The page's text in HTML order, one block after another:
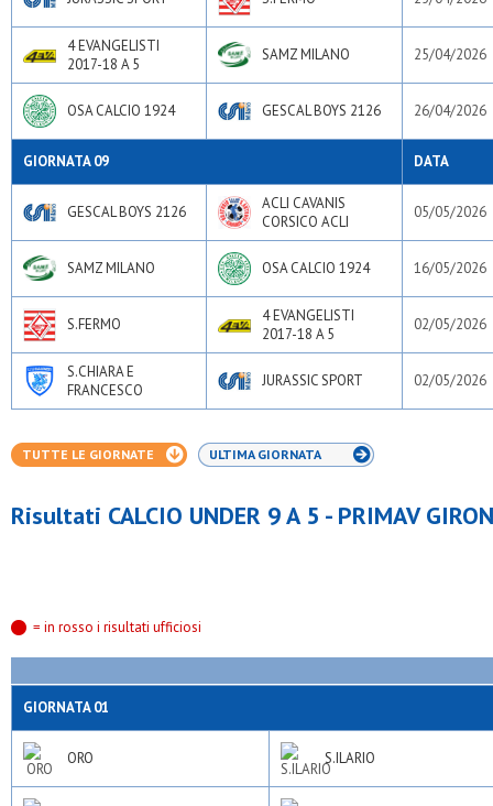
4 EVANGELISTI
2017-18 A 5
SAMZ MILANO 25/04/2026
OSA CALCIO 1924 GESCAL BOYS 2126 26/04/2026
GIORNATA 09 DATA
GESCAL BOYS 2126
ACLI CAVANIS
CORSICO ACLI
05/05/2026
SAMZ MILANO OSA CALCIO 1924 16/05/2026
S.FERMO
4 EVANGELISTI
2017-18 A 5
02/05/2026
S.CHIARA E
FRANCESCO
JURASSIC SPORT 02/05/2026
TUTTE LE GIORNATE ULTIMA GIORNATA
Risultati CALCIO UNDER 9 A 5 - PRIMAV
= in rosso i risultati ufficiosi
GIORNATA 01
ORO S.ILARIO